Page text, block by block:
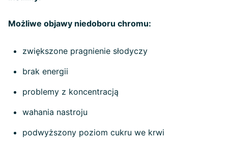
Możliwe objawy niedoboru chromu:
zwiększone pragnienie słodyczy
brak energii
problemy z koncentracją
wahania nastroju
podwyższony poziom cukru we krwi